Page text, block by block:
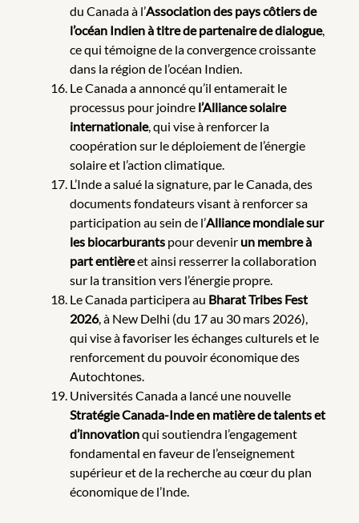
du Canada à l’Association des pays côtiers de
l’océan Indien à titre de partenaire de dialogue,
ce qui témoigne de la convergence croissante
dans la région de l’océan Indien.
Le Canada a annoncé qu’il entamerait le
processus pour joindre l’Alliance solaire
internationale, qui vise à renforcer la
coopération sur le déploiement de l’énergie
solaire et l’action climatique.
L’Inde a salué la signature, par le Canada, des
documents fondateurs visant à renforcer sa
participation au sein de l’Alliance mondiale sur
les biocarburantspour devenirun membre à
part entièreet ainsi resserrer la collaboration
sur la transition vers l’énergie propre.
Le Canada participera au Bharat Tribes Fest
2026, à New Delhi (du 17 au 30 mars 2026),
qui vise à favoriser les échanges culturels et le
renforcement du pouvoir économique des
Autochtones.
Universités Canada a lancé une nouvelle
Stratégie Canada-Inde en matière de talents et
d’innovationqui soutiendra l’engagement
fondamental en faveur de l’enseignement
supérieur et de la recherche au cœur du plan
économique de l’Inde.